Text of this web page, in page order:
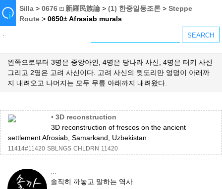
Silla >0676 ⏍ 新羅民族論 >(1) 한중일동조론 >Steppe
Route >0650± Afrasiab murals
왼쪽으로부터 3명은 중앙아인, 4명은 당나라 사신, 4명은 터키 사신
그리고 2명은 고려 사신이다. 고려 사신의 윗도리만 엉덩이 아래까
지 내려오고 나머지는 모두 무릎 아래까지 내려왔다.
• 3D reconstruction
3D reconstruction of frescos on the ancient
settlement Afrosiab, Samarkand, Uzbekistan
11414#11420 SBLNGS CHLDRN 11420
...
솔직히 까놓고 말하는 역사